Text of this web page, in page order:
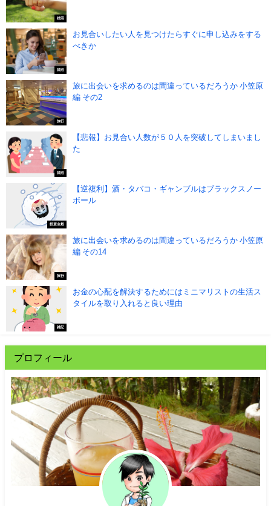
婚活
婚活
お見合いしたい人を見つけたらすぐに申し込みをする
べきか
旅行
旅に出会いを求めるのは間違っているだろうか 小笠原
編 その2
婚活
【悲報】お見合い人数が５０人を突破してしまいまし
た
投資全般
【逆複利】酒・タバコ・ギャンブルはブラックスノー
ボール
旅行
旅に出会いを求めるのは間違っているだろうか 小笠原
編 その14
雑記
お金の心配を解決するためにはミニマリストの生活ス
タイルを取り入れると良い理由
プロフィール